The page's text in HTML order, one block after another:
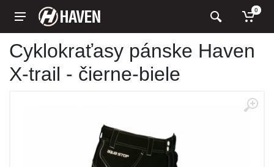
0
Cyklokraťasy pánske Haven
X-trail - čierne-biele